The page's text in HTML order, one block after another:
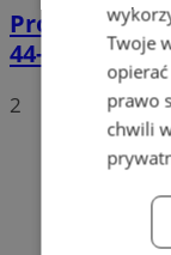
Prowadził
44-latek
2
Twoje
prawo
chwili